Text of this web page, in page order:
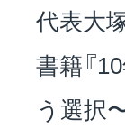
採用
代表大
書籍『
う選択